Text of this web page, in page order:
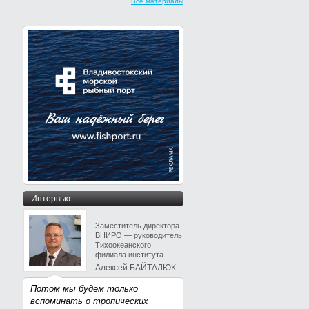
Интервью
Заместитель директора
ВНИРО — руководитель
Тихоокеанского
филиала института
Алексей БАЙТАЛЮК
Потом мы будем только
вспоминать о тропических